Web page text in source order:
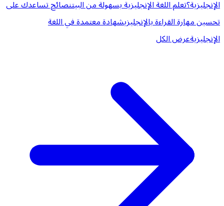
الإنجليزية؟تعلم اللغة الإنجليزية بسهولة من البيتنصائح تساعدك على
تحسين مهارة القراءة بالإنجليزيشهادة معتمدة في اللغة
الإنجليزيةعرض الكل